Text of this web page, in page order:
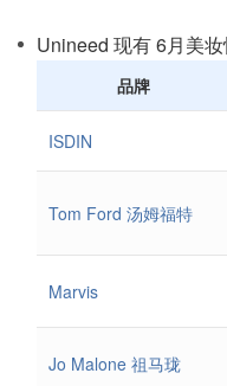
Unineed 现有 6月美妆
品牌
ISDIN
Tom Ford 汤姆福特
Marvis
Jo Malone 祖马珑